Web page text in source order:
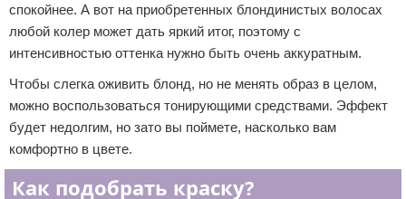
спокойнее. А вот на приобретенных блондинистых волосах
любой колер может дать яркий итог, поэтому с
интенсивностью оттенка нужно быть очень аккуратным.
Чтобы слегка оживить блонд, но не менять образ в целом,
можно воспользоваться тонирующими средствами. Эффект
будет недолгим, но зато вы поймете, насколько вам
комфортно в цвете.
Как подобрать краску?